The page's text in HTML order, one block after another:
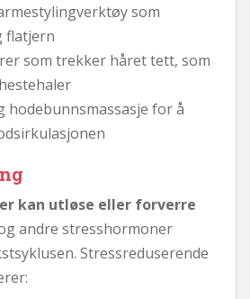
som
flatjern
som trekker håret tett, som
hodebunnsmassasje for å
kan utløse eller forverre
andre stresshormoner
Stressreduserende